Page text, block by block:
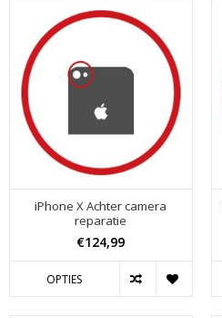
iPhone X Achter camera
reparatie
€124,99
OPTIES